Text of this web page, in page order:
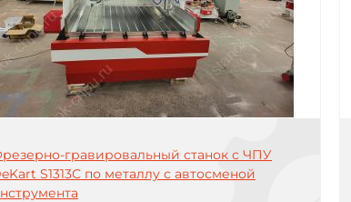
гравировальный станок с ЧПУ
S1313С по металлу с автосменой